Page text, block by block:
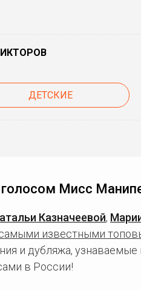
ДЕТСКИЕ
Мисс
Казначеевой,
известными
и дубляжа, узнаваемые
в России!